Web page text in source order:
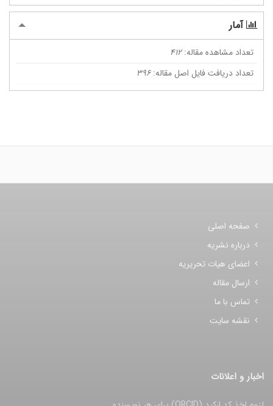
آمار
تعداد مشاهده مقاله:412
تعداد دریافت فایل اصل مقاله:396
صفحه اصلی
درباره نشریه
اعضای هیات تحریریه
ارسال مقاله
تماس با ما
نقشه سایت
اخبار و اعلانات